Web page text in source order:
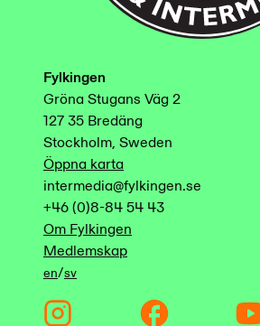
Fylkingen
Gröna Stugans Väg 2
127 35 Bredäng
Stockholm, Sweden
Öppna karta
intermedia@fylkingen.se
+46 (0)8-84 54 43
Om Fylkingen
Medlemskap
en/sv